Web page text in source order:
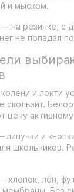
и мыском.
на резинке, с
не попадал
и локти
скользит.
цену
и
школьников.
хлопок, лён,